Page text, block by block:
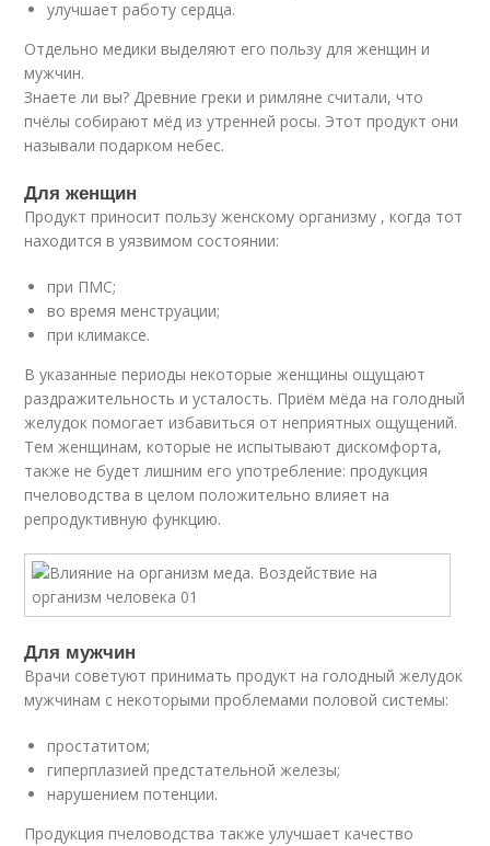
улучшает работу сердца.
Отдельно медики выделяют его пользу для женщин и
мужчин.
Знаете ли вы? Древние греки и римляне считали, что
пчёлы собирают мёд из утренней росы. Этот продукт они
называли подарком небес.
Для женщин
Продукт приносит пользу женскому организму , когда тот
находится в уязвимом состоянии:
при ПМС;
во время менструации;
при климаксе.
В указанные периоды некоторые женщины ощущают
раздражительность и усталость. Приём мёда на голодный
желудок помогает избавиться от неприятных ощущений.
Тем женщинам, которые не испытывают дискомфорта,
также не будет лишним его употребление: продукция
пчеловодства в целом положительно влияет на
репродуктивную функцию.
Для мужчин
Врачи советуют принимать продукт на голодный желудок
мужчинам с некоторыми проблемами половой системы:
простатитом;
гиперплазией предстательной железы;
нарушением потенции.
Продукция пчеловодства также улучшает качество